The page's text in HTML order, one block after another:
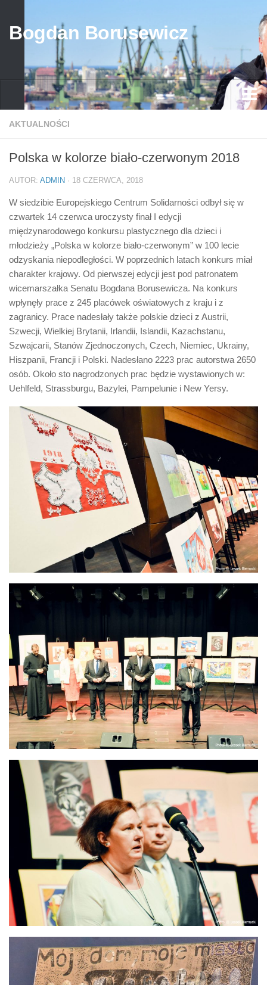
Bogdan Borusewicz
Aktualności
przed 1989
po 1989
Media
Galeria
Życiorys
Biuro Senatorskie
Polecane
Senat
Platforma Obywatelska
Fundacja Jacka Kaczmarskiego
Fundacja Batorego
AKTUALNOŚCI
Polska w kolorze biało-czerwonym 2018
AUTOR: ADMIN · 18 CZERWCA, 2018
W siedzibie Europejskiego Centrum Solidarności odbył się w
czwartek 14 czerwca uroczysty finał I edycji
międzynarodowego konkursu plastycznego dla dzieci i
młodzieży „Polska w kolorze biało-czerwonym” w 100 lecie
odzyskania niepodległości. W poprzednich latach konkurs miał
charakter krajowy. Od pierwszej edycji jest pod patronatem
wicemarszałka Senatu Bogdana Borusewicza. Na konkurs
wpłynęły prace z 245 placówek oświatowych z kraju i z
zagranicy. Prace nadesłały także polskie dzieci z Austrii,
Szwecji, Wielkiej Brytanii, Irlandii, Islandii, Kazachstanu,
Szwajcarii, Stanów Zjednoczonych, Czech, Niemiec, Ukrainy,
Hiszpanii, Francji i Polski. Nadesłano 2223 prac autorstwa 2650
osób. Około sto nagrodzonych prac będzie wystawionych w:
Uehlfeld, Strassburgu, Bazylei, Pampelunie i New Yersy.